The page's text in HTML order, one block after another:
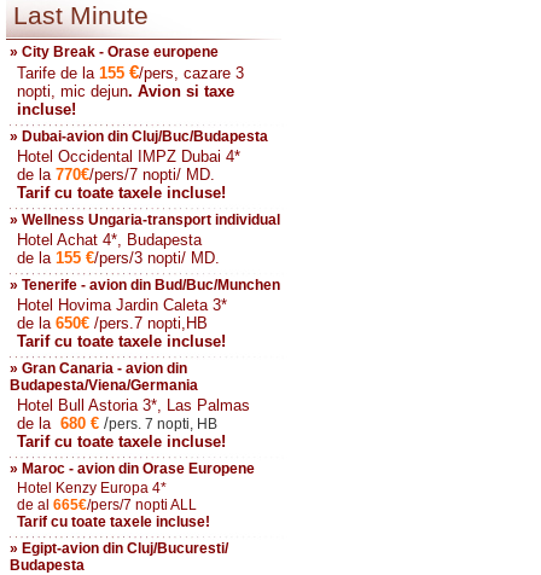
Last Minute
» City Break - Orase europene
Tarife de la 155 €/pers, cazare 3
nopti, mic dejun. Avion si taxe
incluse!
» Dubai-avion din Cluj/Buc/Budapesta
Hotel Occidental IMPZ Dubai 4*
de la 770€/pers/7 nopti/ MD.
Tarif cu toate taxele incluse!
» Wellness Ungaria-transport individual
Hotel Achat 4*, Budapesta
de la 155 €/pers/3 nopti/ MD.
» Tenerife - avion din Bud/Buc/Munchen
Hotel Hovima Jardin Caleta 3*
de la 650€ /pers.7 nopti,HB
Tarif cu toate taxele incluse!
» Gran Canaria - avion din
Budapesta/Viena/Germania
Hotel Bull Astoria 3*, Las Palmas
de la 680 € /pers. 7 nopti, HB
Tarif cu toate taxele incluse!
» Maroc - avion din Orase Europene
Hotel Kenzy Europa 4*
de al 665€/pers/7 nopti ALL
Tarif cu toate taxele incluse!
» Egipt-avion din Cluj/Bucuresti/
Budapesta